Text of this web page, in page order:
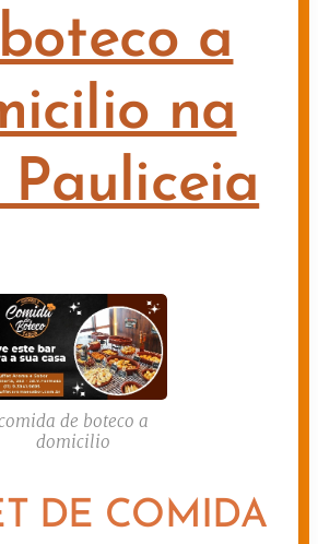
a
na
de boteco a
domicilio
DE COMIDA